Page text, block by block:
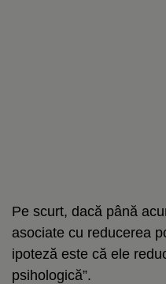
Pe scurt, dacă până
asociate cu reducerea
ipoteză este că ele
psihologică”.